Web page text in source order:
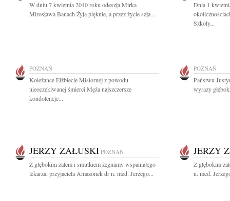
W dniu 7 kwietnia 2010 roku odeszła Mirka
Mirosława Banach Żyła pięknie, a przez życie szła...
Dnia 1
Szkoły...
POZNAŃ
Koleżance Elżbiecie Misiornej z powodu
nieoczekiwanej śmierci Męża najszczersze
kondolencje...
POZNAŃ
Państwu
wyrazy
JERZY ZAŁUSKI POZNAŃ
Z głębokim żalem i smutkiem żegnamy wspaniałego
lekarza, przyjaciela Amazonek dr n. med. Jerzego...
JERZY
Z głębokim
n. med.